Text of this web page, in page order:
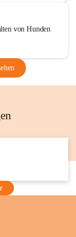
von Hunden